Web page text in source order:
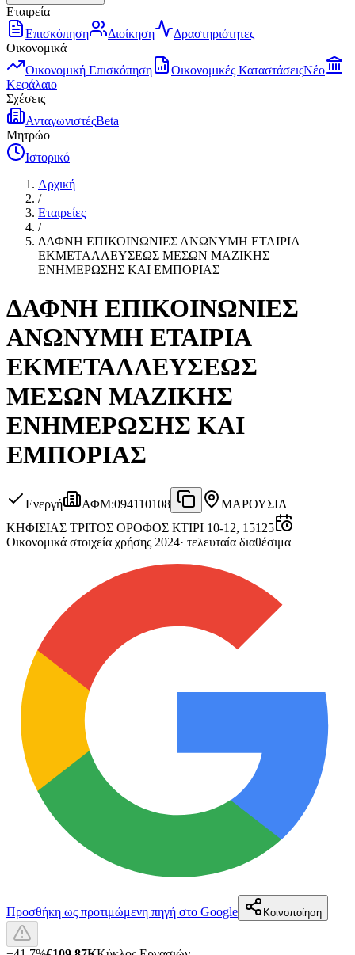
Εταιρεία
Επισκόπηση
Διοίκηση
Δραστηριότητες
Οικονομικά
Οικονομική Επισκόπηση
Οικονομικές ΚαταστάσειςΝέο
Κεφάλαιο
Σχέσεις
ΑνταγωνιστέςBeta
Μητρώο
Ιστορικό
Αρχική
/
Εταιρείες
/
ΔΑΦΝΗ ΕΠΙΚΟΙΝΩΝΙΕΣ ΑΝΩΝΥΜΗ ΕΤΑΙΡΙΑ
ΕΚΜΕΤΑΛΛΕΥΣΕΩΣ ΜΕΣΩΝ ΜΑΖΙΚΗΣ
ΕΝΗΜΕΡΩΣΗΣ ΚΑΙ ΕΜΠΟΡΙΑΣ
ΔΑΦΝΗ ΕΠΙΚΟΙΝΩΝΙΕΣ
ΑΝΩΝΥΜΗ ΕΤΑΙΡΙΑ
ΕΚΜΕΤΑΛΛΕΥΣΕΩΣ
ΜΕΣΩΝ ΜΑΖΙΚΗΣ
ΕΝΗΜΕΡΩΣΗΣ ΚΑΙ
ΕΜΠΟΡΙΑΣ
Ενεργή ΑΦΜ:094110108 ΜΑΡΟΥΣΙΛ
ΚΗΦΙΣΙΑΣ ΤΡΙΤΟΣ ΟΡΟΦΟΣ ΚΤΙΡΙ 10-12, 15125
Οικονομικά στοιχεία χρήσης 2024· τελευταία διαθέσιμα
Προσθήκη ως προτιμώμενη πηγή στο Google Κοινοποίηση